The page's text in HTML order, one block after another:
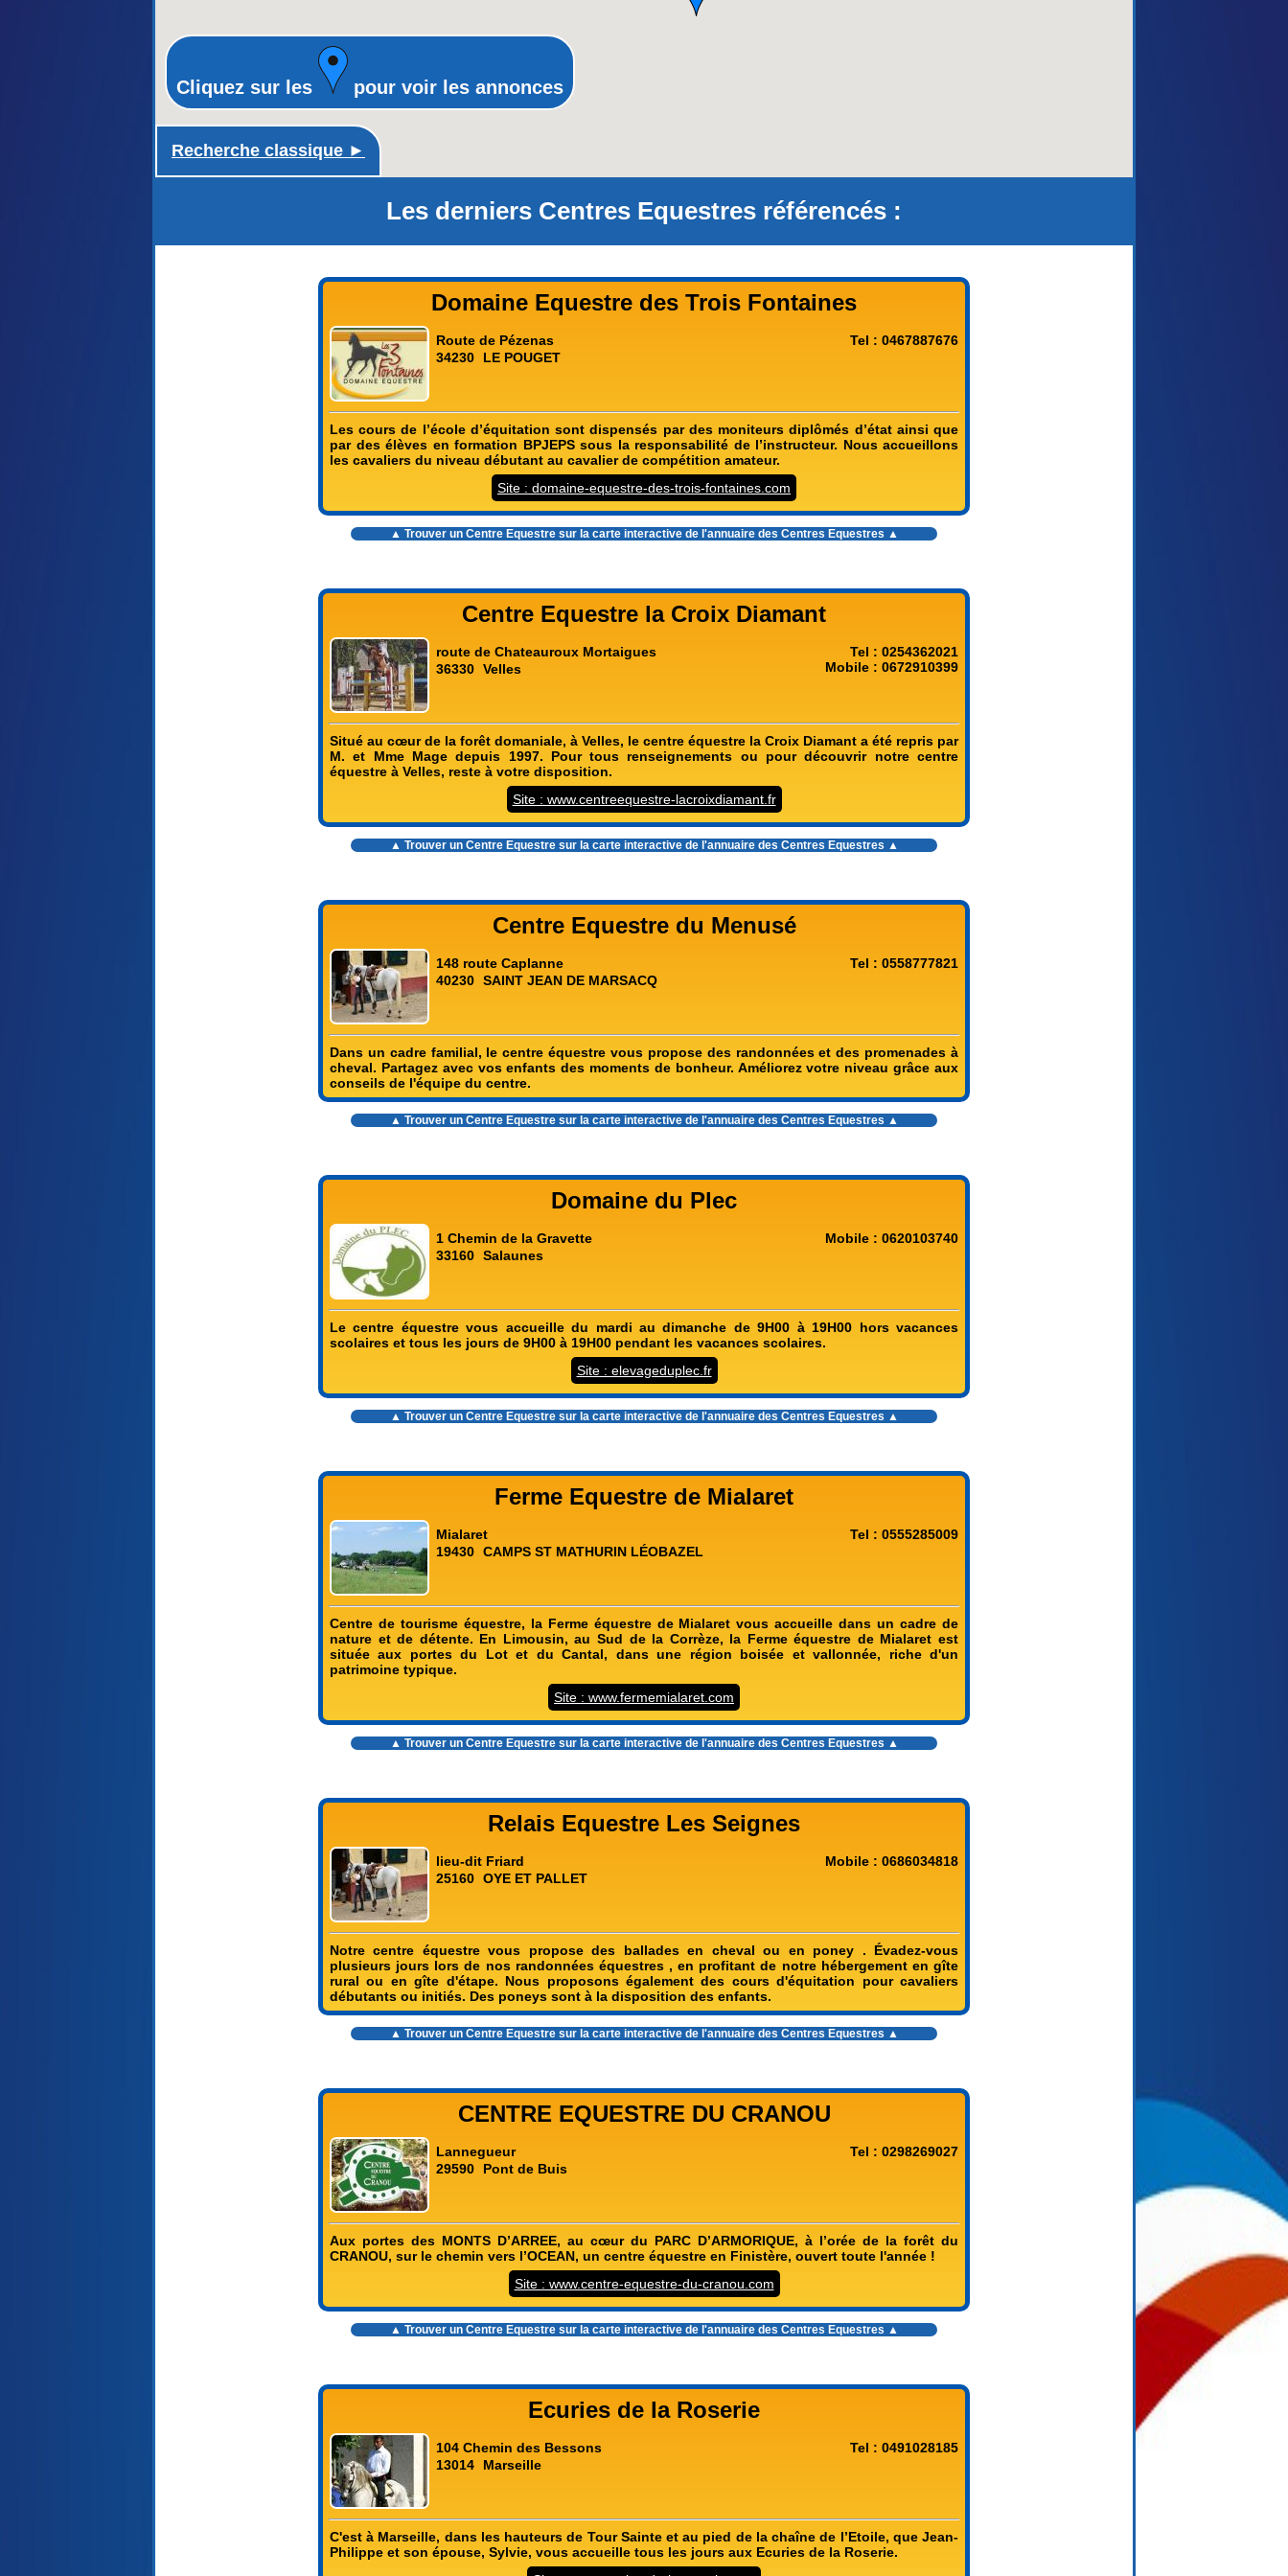
Recherche classique ►
Cliquez sur les pour voir les annonces
Les derniers Centres Equestres référencés :
Domaine Equestre des Trois Fontaines
Route de Pézenas
34230
LE POUGET
Tel : 0467887676
Les cours de l’école d’équitation sont dispensés par des moniteurs diplômés d’état ainsi que
par des élèves en formation BPJEPS sous la responsabilité de l’instructeur. Nous accueillons
les cavaliers du niveau débutant au cavalier de compétition amateur.
Site : domaine-equestre-des-trois-fontaines.com
▲ Trouver un Centre Equestre sur la carte interactive de l'annuaire des Centres Equestres ▲
Centre Equestre la Croix Diamant
route de Chateauroux Mortaigues
36330 Velles
Tel : 0254362021
Mobile : 0672910399
Situé au cœur de la forêt domaniale, à Velles, le centre équestre la Croix Diamant a été repris par
M. et Mme Mage depuis 1997. Pour tous renseignements ou pour découvrir notre centre
équestre à Velles, reste à votre disposition.
Site : www.centreequestre-lacroixdiamant.fr
▲ Trouver un Centre Equestre sur la carte interactive de l'annuaire des Centres Equestres ▲
Centre Equestre du Menusé
148 route Caplanne
40230 SAINT JEAN DE MARSACQ
Tel : 0558777821
Dans un cadre familial, le centre équestre vous propose des randonnées et des promenades à
cheval. Partagez avec vos enfants des moments de bonheur. Améliorez votre niveau grâce aux
conseils de l'équipe du centre.
▲ Trouver un Centre Equestre sur la carte interactive de l'annuaire des Centres Equestres ▲
Domaine du Plec
1 Chemin de la Gravette
33160 Salaunes
Mobile : 0620103740
Le centre équestre vous accueille du mardi au dimanche de 9H00 à 19H00 hors vacances
scolaires et tous les jours de 9H00 à 19H00 pendant les vacances scolaires.
Site : elevageduplec.fr
▲ Trouver un Centre Equestre sur la carte interactive de l'annuaire des Centres Equestres ▲
Ferme Equestre de Mialaret
Mialaret
19430 CAMPS ST MATHURIN LÉOBAZEL
Tel : 0555285009
Centre de tourisme équestre, la Ferme équestre de Mialaret vous accueille dans un cadre de
nature et de détente. En Limousin, au Sud de la Corrèze, la Ferme équestre de Mialaret est
située aux portes du Lot et du Cantal, dans une région boisée et vallonnée, riche d'un
patrimoine typique.
Site : www.fermemialaret.com
▲ Trouver un Centre Equestre sur la carte interactive de l'annuaire des Centres Equestres ▲
Relais Equestre Les Seignes
lieu-dit Friard
25160 OYE ET PALLET
Mobile : 0686034818
Notre centre équestre vous propose des ballades en cheval ou en poney . Évadez-vous
plusieurs jours lors de nos randonnées équestres , en profitant de notre hébergement en gîte
rural ou en gîte d'étape. Nous proposons également des cours d'équitation pour cavaliers
débutants ou initiés. Des poneys sont à la disposition des enfants.
▲ Trouver un Centre Equestre sur la carte interactive de l'annuaire des Centres Equestres ▲
CENTRE EQUESTRE DU CRANOU
Lannegueur
29590
Pont de Buis
Tel : 0298269027
Aux portes des MONTS D’ARREE, au cœur du PARC D’ARMORIQUE, à l’orée de la forêt du
CRANOU, sur le chemin vers l’OCEAN, un centre équestre en Finistère, ouvert toute l'année !
Site : www.centre-equestre-du-cranou.com
▲ Trouver un Centre Equestre sur la carte interactive de l'annuaire des Centres Equestres ▲
Ecuries de la Roserie
104 Chemin des Bessons
13014
Marseille
Tel : 0491028185
C'est à Marseille, dans les hauteurs de Tour Sainte et au pied de la chaîne de l’Etoile, que Jean-
Philippe et son épouse, Sylvie, vous accueille tous les jours aux Ecuries de la Roserie.